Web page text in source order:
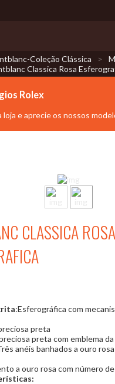
Coleção Clássica
Classica Rosa
Rolex
loja e aprecie os nossos
CLASSICA ROSA
:Esferográfica com
preta
preta com emblema
anéis banhados a ouro
a ouro rosa com número